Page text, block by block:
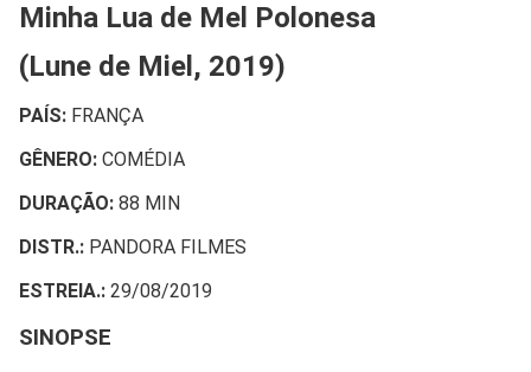
Minha Lua de Mel Polonesa
(Lune de Miel, 2019)
PAÍS: FRANÇA
GÊNERO: COMÉDIA
DURAÇÃO: 88 MIN
DISTR.: PANDORA FILMES
ESTREIA.: 29/08/2019
SINOPSE